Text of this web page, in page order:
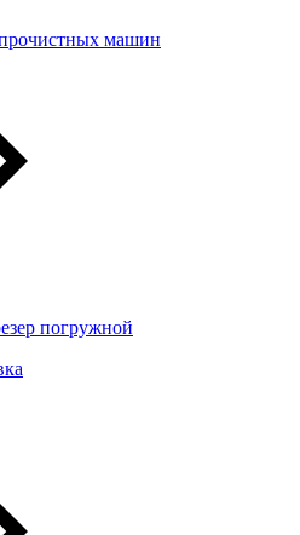
машин
погружной